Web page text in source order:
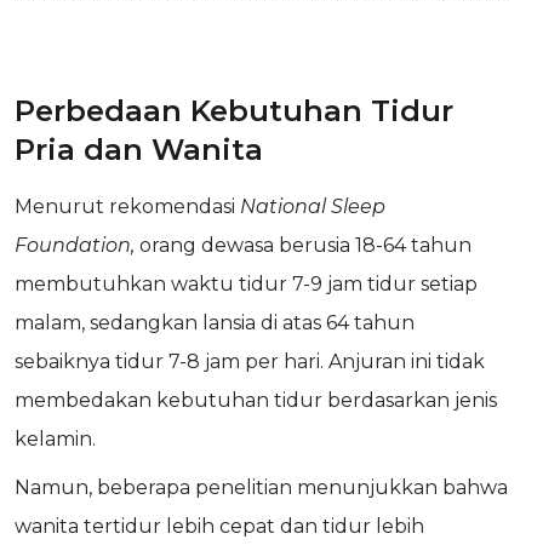
Perbedaan Kebutuhan Tidur
Pria dan Wanita
Menurut rekomendasi National Sleep
Foundation, orang dewasa berusia 18-64 tahun
membutuhkan waktu tidur 7-9 jam tidur setiap
malam, sedangkan lansia di atas 64 tahun
sebaiknya tidur 7-8 jam per hari. Anjuran ini tidak
membedakan kebutuhan tidur berdasarkan jenis
kelamin.
Namun, beberapa penelitian menunjukkan bahwa
wanita tertidur lebih cepat dan tidur lebih